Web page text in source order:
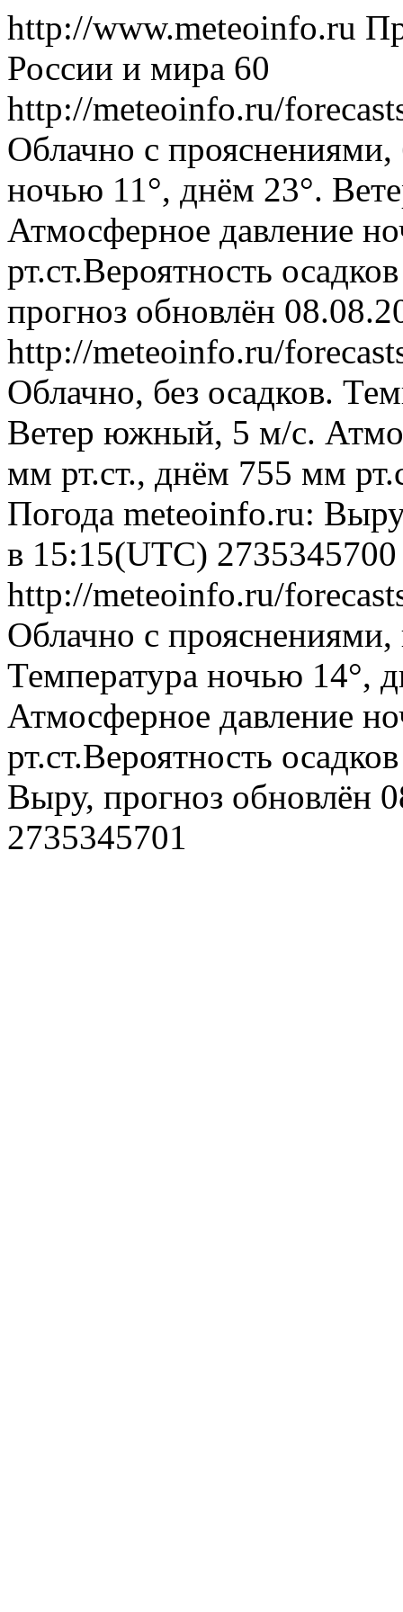
http://www.meteoinfo.ru
России и мира 60
http://meteoinfo.ru/
Облачно с прояснениями,
ночью 11°, днём 23°.
Атмосферное давление
рт.ст.Вероятность
прогноз обновлён
http://meteoinfo.ru/
Облачно, без осадков.
Ветер южный, 5 м/с.
мм рт.ст., днём 755 мм
Погода meteoinfo.ru:
в 15:15(UTC) 2735345700
http://meteoinfo.ru/
Облачно с
Температура ночью 14°,
Атмосферное давление
рт.ст.Вероятность
Выру, прогноз обновлён
2735345701